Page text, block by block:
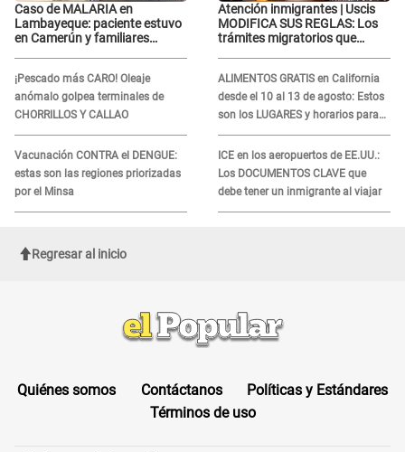
Caso de MALARIA en
Lambayeque: paciente estuvo
en Camerún y familiares
¡Pescado más CARO! Oleaje
anómalo golpea terminales de
CHORRILLOS Y CALLAO
Vacunación CONTRA el DENGUE:
estas son las regiones priorizadas
por el Minsa
Atención inmigrantes | Uscis
MODIFICA SUS REGLAS: Los
trámites migratorios que
ALIMENTOS GRATIS en California
desde el 10 al 13 de agosto: Estos
son los LUGARES y horarios para
recibir la ayuda
ICE en los aeropuertos de EE.UU.:
Los DOCUMENTOS CLAVE que
debe tener un inmigrante al viajar
Regresar al inicio
Quiénes somos Contáctanos
Políticas y Estándares
Términos de uso